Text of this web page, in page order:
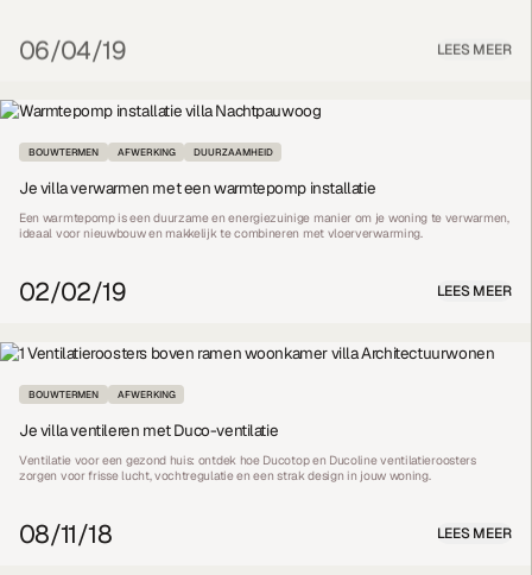
06/04/19 LEES MEER
BOUWTERMEN AFWERKING DUURZAAMHEID
Je villa verwarmen met een warmtepomp installatie
Een warmtepomp is een duurzame en energiezuinige manier om je woning te verwarmen,
ideaal voor nieuwbouw en makkelijk te combineren met vloerverwarming.
02/02/19 LEES MEER
BOUWTERMEN AFWERKING
Je villa ventileren met Duco-ventilatie
Ventilatie voor een gezond huis: ontdek hoe Ducotop en Ducoline ventilatieroosters
zorgen voor frisse lucht, vochtregulatie en een strak design in jouw woning.
08/11/18 LEES MEER